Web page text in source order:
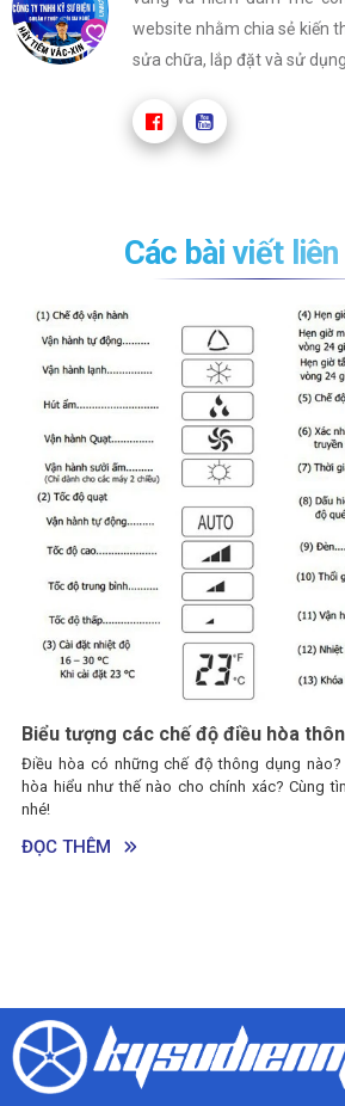
website nhằm chia sẻ kiến
sửa chữa, lắp đặt và sử
Các bài viết liên
Biểu tượng các chế độ điều hòa
Điều hòa có những chế độ thông dụng
hòa hiểu như thế nào cho chính xác? Cùng
nhé!
ĐỌC THÊM